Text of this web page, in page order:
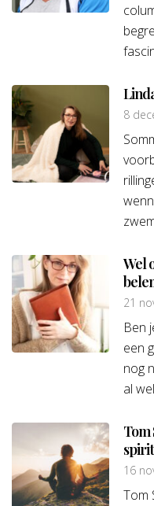
8
Wel
21
Ben
een
nog
al
Tom
16
Tom